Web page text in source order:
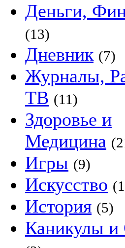
Деньги,
(13)
Дневник (7)
Журналы,
ТВ (11)
Здоровье и
Медицина
Игры (9)
Искусство
История (5)
Каникулы и